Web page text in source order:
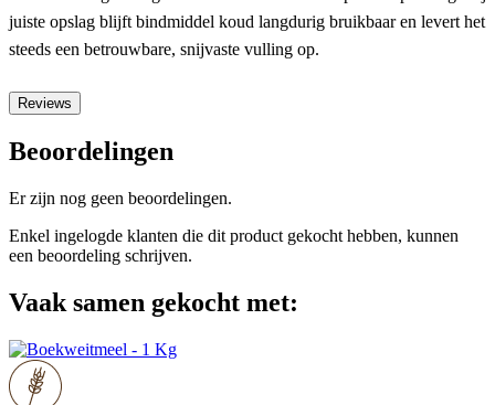
juiste opslag blijft bindmiddel koud langdurig bruikbaar en levert het
steeds een betrouwbare, snijvaste vulling op.
Reviews
Beoordelingen
Er zijn nog geen beoordelingen.
Enkel ingelogde klanten die dit product gekocht hebben, kunnen
een beoordeling schrijven.
Vaak samen gekocht met: